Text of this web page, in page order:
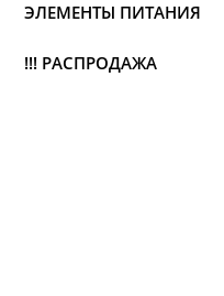
ЭЛЕМЕНТЫ ПИТАНИЯ
!!! РАСПРОДАЖА